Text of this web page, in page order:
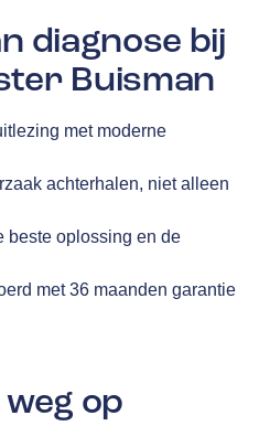
diagnose bij
Buisman
met moderne
achterhalen, niet alleen
beste oplossing en de
met 36 maanden garantie
op